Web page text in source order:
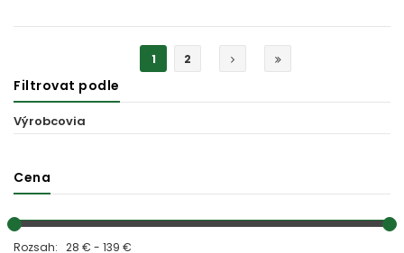
1 2
Filtrovat podle
Výrobcovia
Cena
Rozsah: 28 € - 139 €